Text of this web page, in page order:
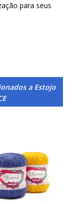
para seus
a Estojo